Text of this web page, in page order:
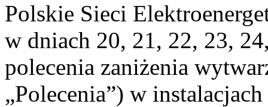
Polskie Sieci
w dniach 20, 21, 22, 23,
polecenia zaniżenia
„Polecenia”) w